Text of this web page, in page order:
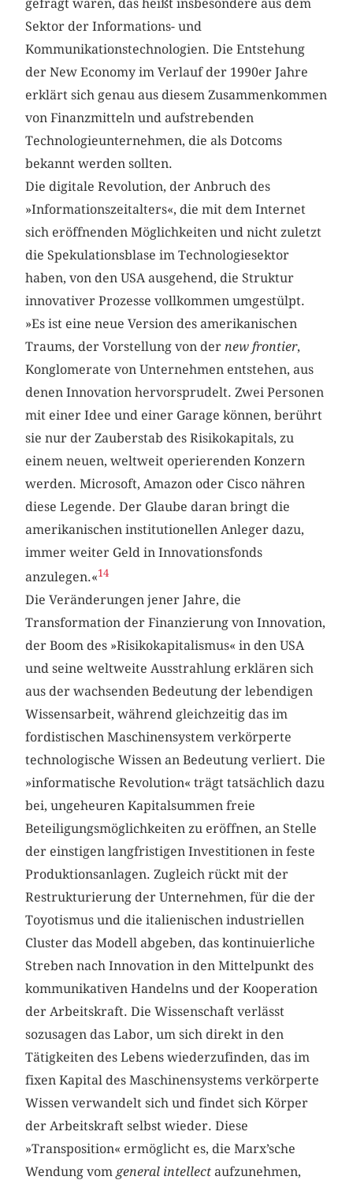
gefragt waren, das heißt insbesondere aus dem
Sektor der Informations- und
Kommunikationstechnologien. Die Entstehung
der New Economy im Verlauf der 1990er Jahre
erklärt sich genau aus diesem Zusammenkommen
von Finanzmitteln und aufstrebenden
Technologieunternehmen, die als Dotcoms
bekannt werden sollten.
Die digitale Revolution, der Anbruch des
»Informationszeitalters«, die mit dem Internet
sich eröffnenden Möglichkeiten und nicht zuletzt
die Spekulationsblase im Technologiesektor
haben, von den USA ausgehend, die Struktur
innovativer Prozesse vollkommen umgestülpt.
»Es ist eine neue Version des amerikanischen
Traums, der Vorstellung von der new frontier,
Konglomerate von Unternehmen entstehen, aus
denen Innovation hervorsprudelt. Zwei Personen
mit einer Idee und einer Garage können, berührt
sie nur der Zauberstab des Risikokapitals, zu
einem neuen, weltweit operierenden Konzern
werden. Microsoft, Amazon oder Cisco nähren
diese Legende. Der Glaube daran bringt die
amerikanischen institutionellen Anleger dazu,
immer weiter Geld in Innovationsfonds
anzulegen.«14
Die Veränderungen jener Jahre, die
Transformation der Finanzierung von Innovation,
der Boom des »Risikokapitalismus« in den USA
und seine weltweite Ausstrahlung erklären sich
aus der wachsenden Bedeutung der lebendigen
Wissensarbeit, während gleichzeitig das im
fordistischen Maschinensystem verkörperte
technologische Wissen an Bedeutung verliert. Die
»informatische Revolution« trägt tatsächlich dazu
bei, ungeheuren Kapitalsummen freie
Beteiligungsmöglichkeiten zu eröffnen, an Stelle
der einstigen langfristigen Investitionen in feste
Produktionsanlagen. Zugleich rückt mit der
Restrukturierung der Unternehmen, für die der
Toyotismus und die italienischen industriellen
Cluster das Modell abgeben, das kontinuierliche
Streben nach Innovation in den Mittelpunkt des
kommunikativen Handelns und der Kooperation
der Arbeitskraft. Die Wissenschaft verlässt
sozusagen das Labor, um sich direkt in den
Tätigkeiten des Lebens wiederzufinden, das im
fixen Kapital des Maschinensystems verkörperte
Wissen verwandelt sich und findet sich Körper
der Arbeitskraft selbst wieder. Diese
»Transposition« ermöglicht es, die Marx’sche
Wendung vom general intellect aufzunehmen,